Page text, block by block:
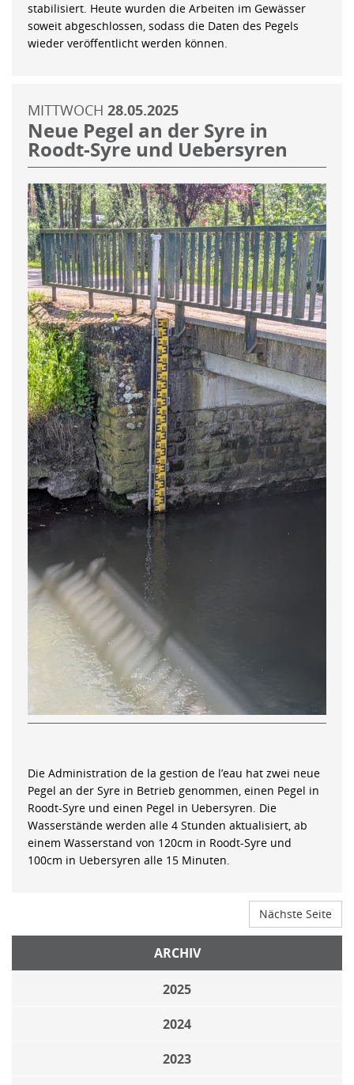
stabilisiert. Heute wurden die Arbeiten im Gewässer
soweit abgeschlossen, sodass die Daten des Pegels
wieder veröffentlicht werden können.
MITTWOCH 28.05.2025
Neue Pegel an der Syre in
Roodt-Syre und Uebersyren
Die Administration de la gestion de l’eau hat zwei neue
Pegel an der Syre in Betrieb genommen, einen Pegel in
Roodt-Syre und einen Pegel in Uebersyren. Die
Wasserstände werden alle 4 Stunden aktualisiert, ab
einem Wasserstand von 120cm in Roodt-Syre und
100cm in Uebersyren alle 15 Minuten.
Nächste Seite
ARCHIV
2025
2024
2023